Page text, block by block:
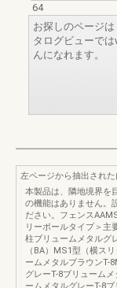
64
お探しのページ
タログビューで
んになれます。
左ページから抽出され
本製品は、隣地境界を
の機能はありません。
ださい。フェンス
リーポールタイプ＞主
柱ブリュームメタルグ
（BA）MS1型（横ス
ームメタルブラウンT-
グレーT-8ブリューム
ームメタルグレーT-8